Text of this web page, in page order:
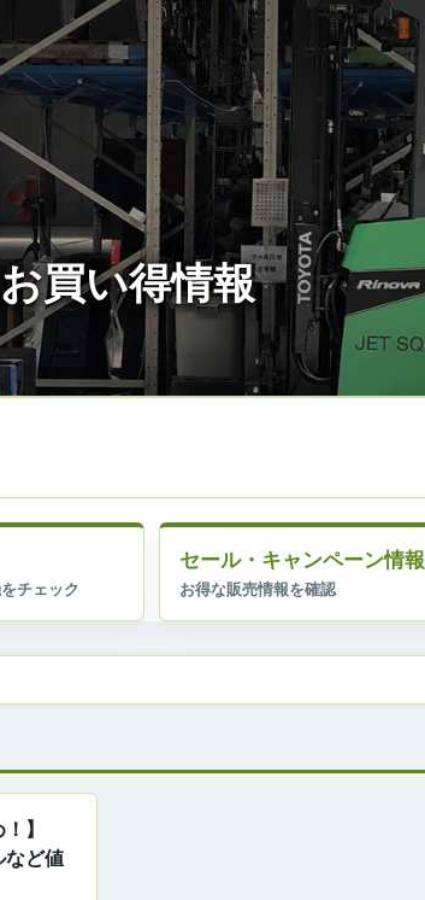
セール・キャンペーン情報
！】
ど値